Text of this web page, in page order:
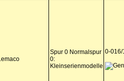
Spur 0 Normalspur
0:
Kleinserienmodelle
0-016/